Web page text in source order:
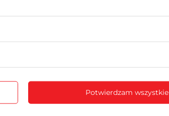
Potwierdzam wszystkie